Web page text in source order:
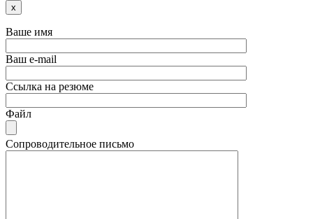
x
Ваше имя
Ваш e-mail
Ссылка на резюме
Файл
Сопроводительное письмо